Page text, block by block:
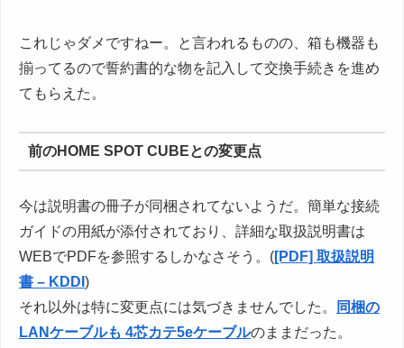
これじゃダメですねー。と言われるものの、箱も機器も
揃ってるので誓約書的な物を記入して交換手続きを進め
てもらえた。
前のHOME SPOT CUBEとの変更点
今は説明書の冊子が同梱されてないようだ。簡単な接続
ガイドの用紙が添付されており、詳細な取扱説明書は
WEBでPDFを参照するしかなさそう。([PDF] 取扱説明
書 – KDDI )
それ以外は特に変更点には気づきませんでした。
同梱の
LANケーブルも 4芯カテ5eケーブルのままだった。